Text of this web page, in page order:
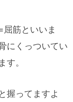
筋といいま
にくっついてい
す。
握ってますよ